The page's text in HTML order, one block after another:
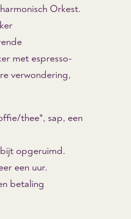
Orkest.
met espresso-
verwondering,
thee*, sap, een
opgeruimd.
een uur.
betaling